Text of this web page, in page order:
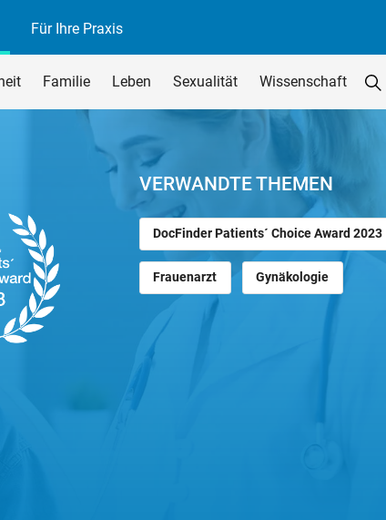
Für Ihre Praxis
Familie Leben Sexualität Wissenschaft
oder den Suchen-Button
VERWANDTE THEMEN
DocFinder Patients´ Choice Award 2023
Frauenarzt Gynäkologie